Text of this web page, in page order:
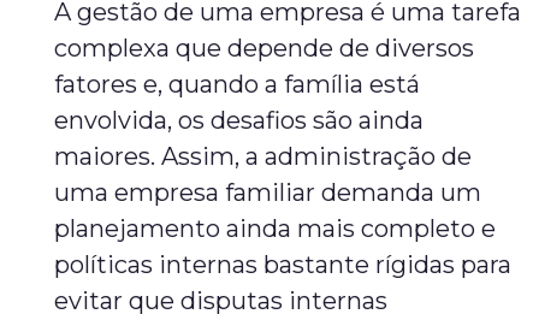
A gestão de uma empresa é uma tarefa
complexa que depende de diversos
fatores e, quando a família está
envolvida, os desafios são ainda
maiores. Assim, a administração de
uma empresa familiar demanda um
planejamento ainda mais completo e
políticas internas bastante rígidas para
evitar que disputas internas